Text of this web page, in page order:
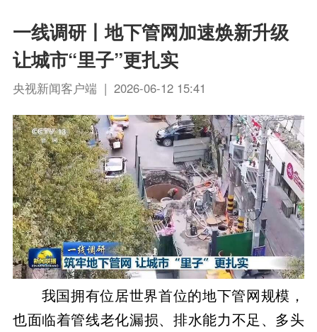
一线调研丨地下管网加速焕新升级
让城市“里子”更扎实
央视新闻客户端 | 2026-06-12 15:41
我国拥有位居世界首位的地下管网规模，
也面临着管线老化漏损、排水能力不足、多头